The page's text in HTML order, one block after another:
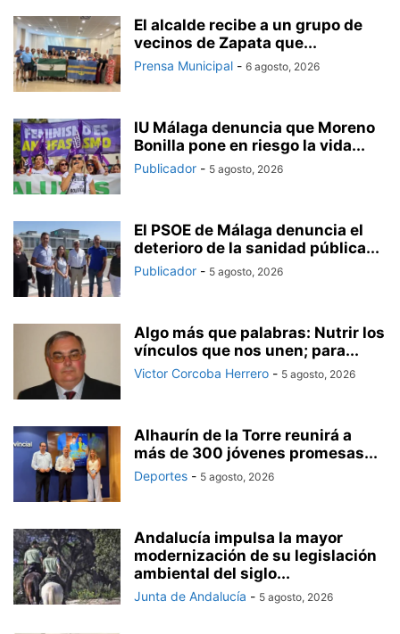
El alcalde recibe a un grupo de
vecinos de Zapata que...
Prensa Municipal - 6 agosto, 2026
IU Málaga denuncia que Moreno
Bonilla pone en riesgo la vida...
Publicador - 5 agosto, 2026
El PSOE de Málaga denuncia el
deterioro de la sanidad pública...
Publicador - 5 agosto, 2026
Algo más que palabras: Nutrir los
vínculos que nos unen; para...
Victor Corcoba Herrero - 5 agosto, 2026
Alhaurín de la Torre reunirá a
más de 300 jóvenes promesas...
Deportes - 5 agosto, 2026
Andalucía impulsa la mayor
modernización de su legislación
ambiental del siglo...
Junta de Andalucía - 5 agosto, 2026